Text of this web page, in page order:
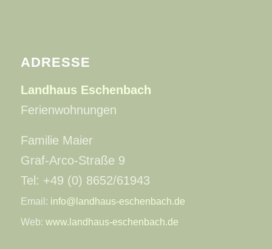
ADRESSE
Landhaus Eschenbach
Ferienwohnungen
Familie Maier
Graf-Arco-Straße 9
Tel: +49 (0) 8652/61943
Email: info@landhaus-eschenbach.de
Web: www.landhaus-eschenbach.de